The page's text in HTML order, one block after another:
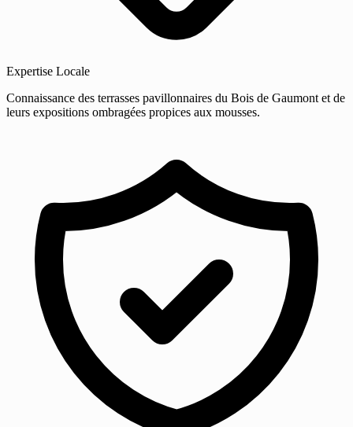
Expertise Locale
Connaissance des terrasses pavillonnaires du Bois de Gaumont et de
leurs expositions ombragées propices aux mousses.